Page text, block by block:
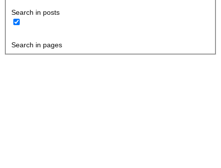
Search in posts
Search in pages